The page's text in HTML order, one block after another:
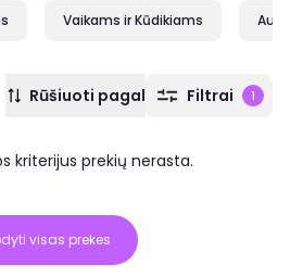
Vaikams ir Kūdikiams
Rūšiuoti pagal Filtrai 1
kriterijus prekių nerasta.
visas prekes